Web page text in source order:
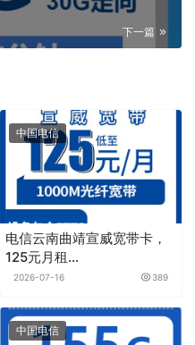
下一篇
中国电信
电信云南曲靖宣威宽带卡，
125元月租
1000M240G+800分钟融合
2026-07-16 389
中国电信